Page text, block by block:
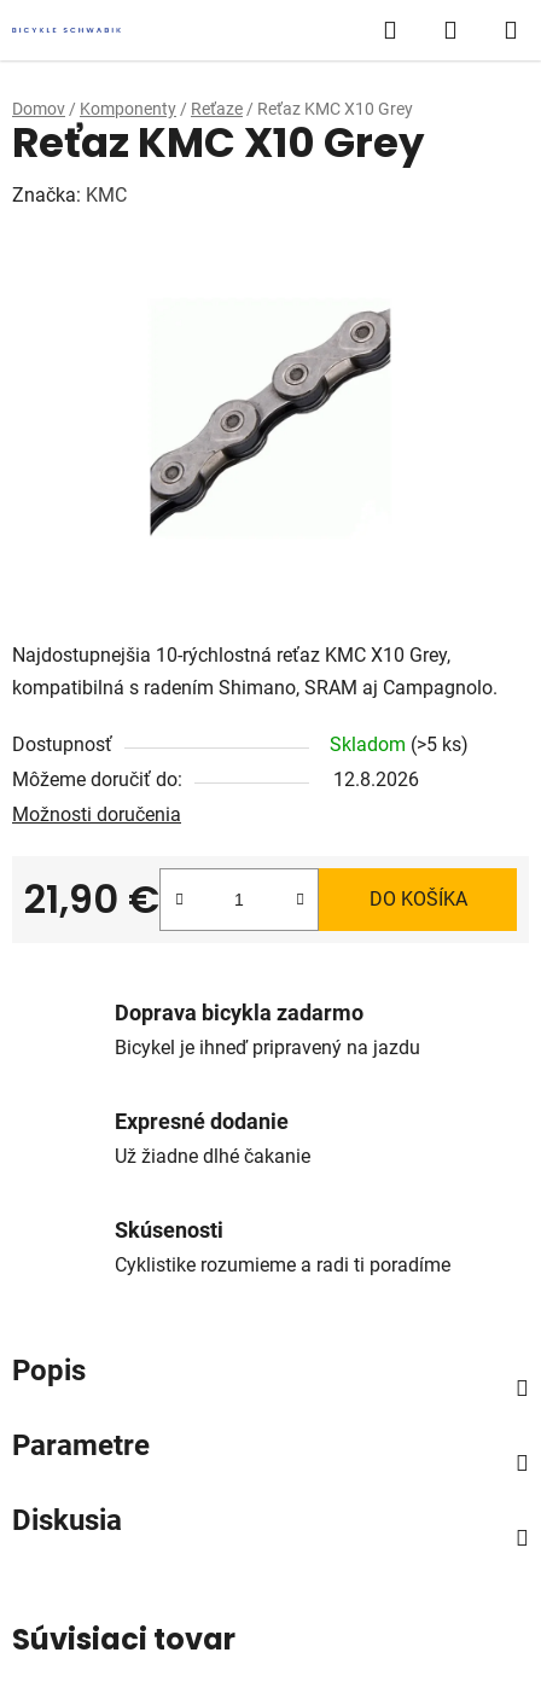
na
obsah
Hľadať
KOŠÍK
Domov / Komponenty / Reťaze / Reťaz KMC X10 Grey
Najdostupnejšia 10-rýchlostná reťaz KMC X10 Grey,
kompatibilná s radením Shimano, SRAM aj Campagnolo.
Dostupnosť Skladom (>5 ks)
Môžeme doručiť do:
12.8.2026
Možnosti doručenia
21,90 €
Jednotková cena:
DO KOŠÍKA
Reťaz KMC X10 Grey
Značka: KMC
Doprava bicykla zadarmo
Bicykel je ihneď pripravený na jazdu
Expresné dodanie
Už žiadne dlhé čakanie
Skúsenosti
Cyklistike rozumieme a radi ti poradíme
Popis
Parametre
Diskusia
Súvisiaci tovar